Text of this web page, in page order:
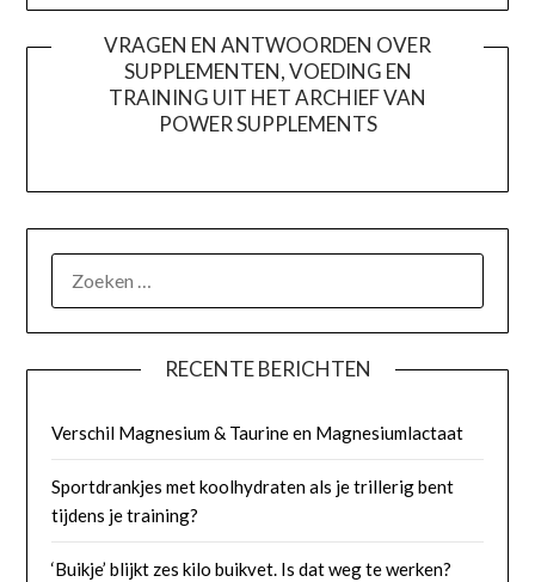
VRAGEN EN ANTWOORDEN OVER
SUPPLEMENTEN, VOEDING EN
TRAINING UIT HET ARCHIEF VAN
POWER SUPPLEMENTS
NAAR:
RECENTE BERICHTEN
Verschil Magnesium & Taurine en Magnesiumlactaat
Sportdrankjes met koolhydraten als je trillerig bent
tijdens je training?
‘Buikje’ blijkt zes kilo buikvet. Is dat weg te werken?